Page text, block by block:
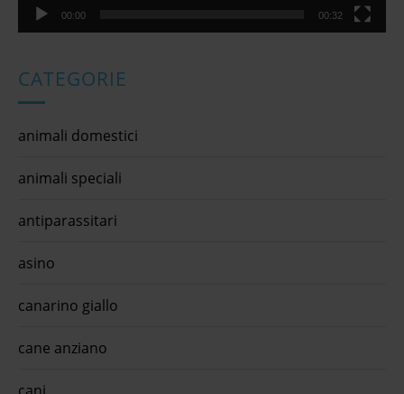
00:00 00:32
CATEGORIE
animali domestici
animali speciali
antiparassitari
asino
canarino giallo
cane anziano
cani